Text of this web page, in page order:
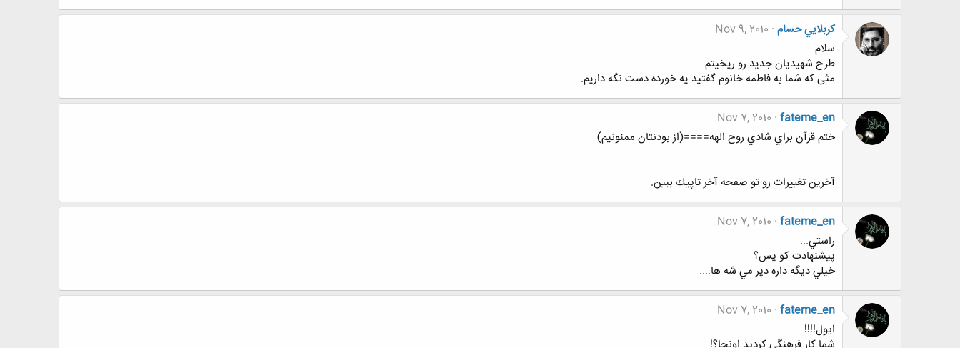
كربلايي حسام Nov 9, 2010
سلام
طرح شهیدیان جدید رو ریخیتم
مثی که شما به فاطمه خانوم گفتید یه خورده دست نگه داریم.
fateme_en
Nov 7, 2010
ختم قرآن براي شادي روح الهه====(از بودنتان ممنونيم)
آخرين تغييرات رو تو صفحه آخر تاپيك ببين.
fateme_en
Nov 7, 2010
راستي...
پيشنهادت كو پس؟
خيلي ديگه داره دير مي شه ها....
fateme_en
Nov 7, 2010
ايول!!!!